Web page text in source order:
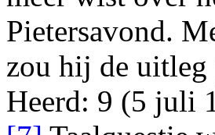
Pietersavond.
zou hij de
Heerd: 9 (5 juli